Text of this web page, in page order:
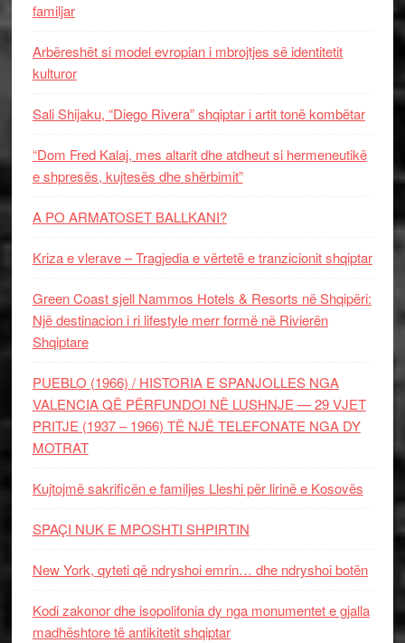
familjar
Arbëreshët si model evropian i mbrojtjes së identitetit
kulturor
Sali Shijaku, “Diego Rivera” shqiptar i artit tonë kombëtar
“Dom Fred Kalaj, mes altarit dhe atdheut si hermeneutikë
e shpresës, kujtesës dhe shërbimit”
A PO ARMATOSET BALLKANI?
Kriza e vlerave – Tragjedia e vërtetë e tranzicionit shqiptar
Green Coast sjell Nammos Hotels & Resorts në Shqipëri:
Një destinacion i ri lifestyle merr formë në Rivierën
Shqiptare
PUEBLO (1966) / HISTORIA E SPANJOLLES NGA
VALENCIA QË PËRFUNDOI NË LUSHNJE — 29 VJET
PRITJE (1937 – 1966) TË NJË TELEFONATE NGA DY
MOTRAT
Kujtojmë sakrificën e familjes Lleshi për lirinë e Kosovës
SPAÇI NUK E MPOSHTI SHPIRTIN
New York, qyteti që ndryshoi emrin… dhe ndryshoi botën
Kodi zakonor dhe isopolifonia dy nga monumentet e gjalla
madhështore të antikitetit shqiptar